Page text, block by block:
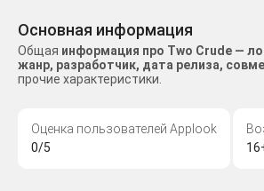
Основная информация
Общая информация про Two Crude —
жанр, разработчик, дата релиза,
прочие характеристики.
Оценка пользователей Applook
0/5